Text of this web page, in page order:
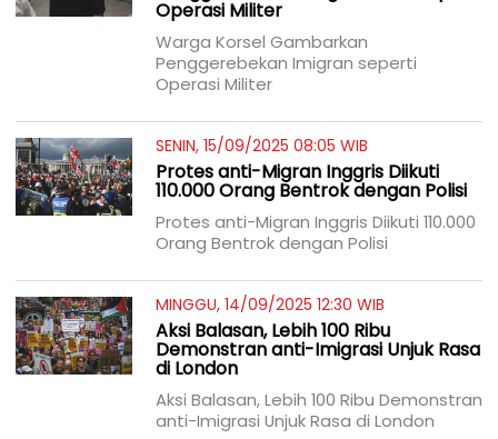
Operasi Militer
Warga Korsel Gambarkan
Penggerebekan Imigran seperti
Operasi Militer
SENIN, 15/09/2025 08:05 WIB
Protes anti-Migran Inggris Diikuti
110.000 Orang Bentrok dengan Polisi
Protes anti-Migran Inggris Diikuti 110.000
Orang Bentrok dengan Polisi
MINGGU, 14/09/2025 12:30 WIB
Aksi Balasan, Lebih 100 Ribu
Demonstran anti-Imigrasi Unjuk Rasa
di London
Aksi Balasan, Lebih 100 Ribu Demonstran
anti-Imigrasi Unjuk Rasa di London